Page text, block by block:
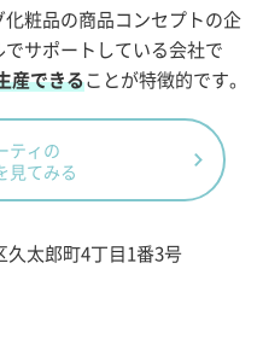
粧品の商品コンセプトの企
サポートしている会社で
産できることが特徴的です。
ティの
見てみる
久太郎町4丁目1番3号